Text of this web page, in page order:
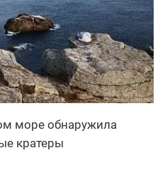
море обнаружила
кратеры